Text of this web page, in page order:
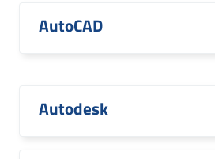
AutoCAD
Autodesk